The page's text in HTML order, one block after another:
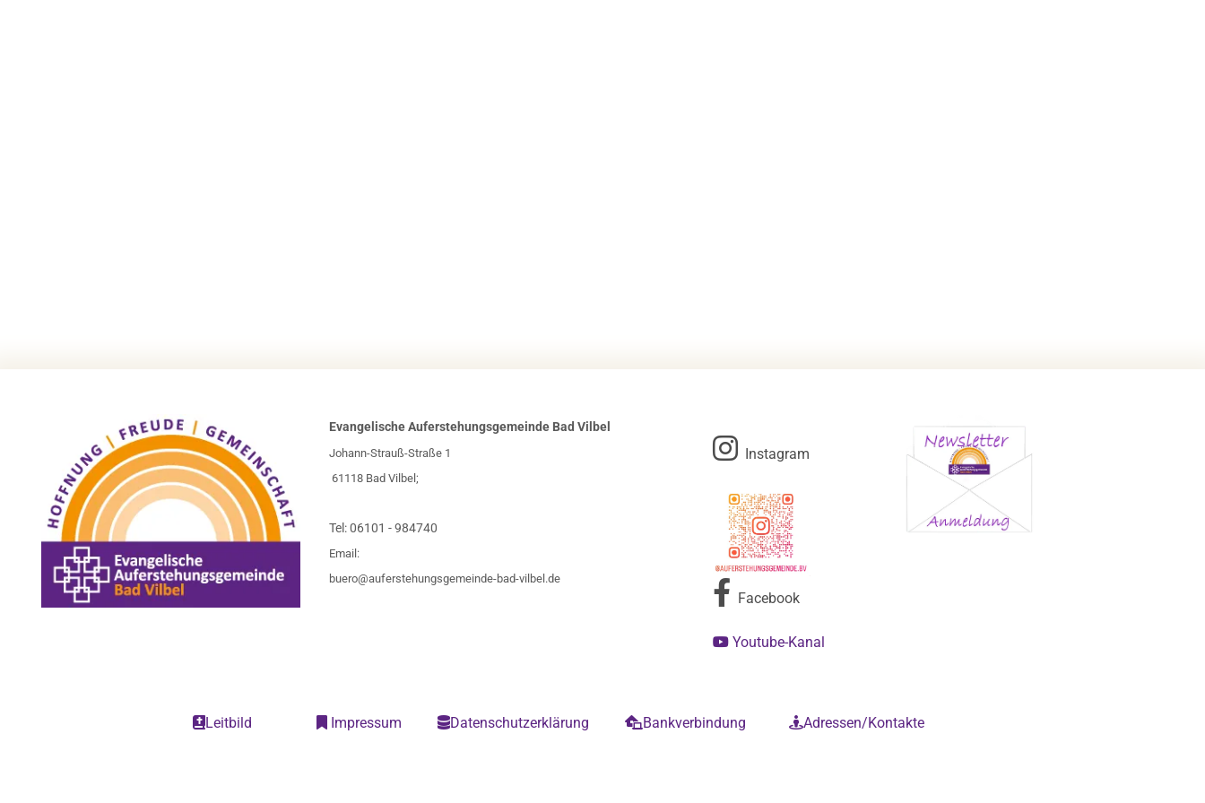
Evangelische Auferstehungsgemeinde Bad Vilbel
Johann-Strauß-Straße 1
61118 Bad Vilbel;
Tel:06101 - 984740
Email:
buero@auferstehungsgemeinde-bad-vilbel.de
 Instagram
 Facebook
Youtube-Kanal
Leitbild  Impressum Datenschutzerklärung Bankverbindung Adressen/Kontakte